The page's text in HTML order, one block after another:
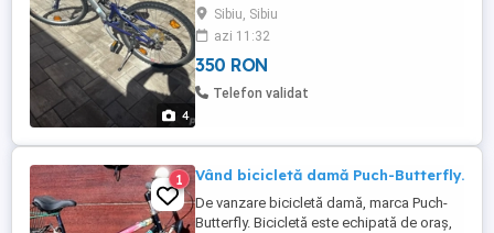
4
Sibiu, Sibiu
azi 11:32
350 RON
Telefon validat
1 Vând bicicletă damă Puch-Butterfly.
De vanzare bicicletă damă, marca Puch-
Butterfly. Bicicletă este echipată de oraș,